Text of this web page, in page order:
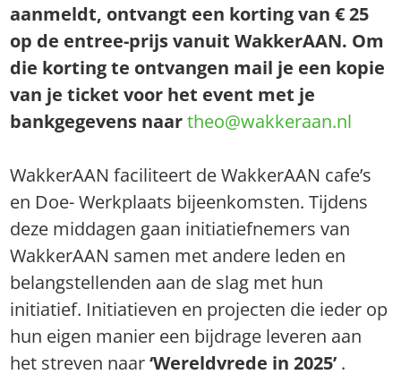
aanmeldt, ontvangt een korting van € 25
op de entree-prijs vanuit WakkerAAN. Om
die korting te ontvangen mail je een kopie
van je ticket voor het event met je
bankgegevens naartheo@wakkeraan.nl
WakkerAAN faciliteert de WakkerAAN cafe’s
en Doe- Werkplaats bijeenkomsten. Tijdens
deze middagen gaan initiatiefnemers van
WakkerAAN samen met andere leden en
belangstellenden aan de slag met hun
initiatief. Initiatieven en projecten die ieder op
hun eigen manier een bijdrage leveren aan
het streven naar‘Wereldvrede in 2025’ .